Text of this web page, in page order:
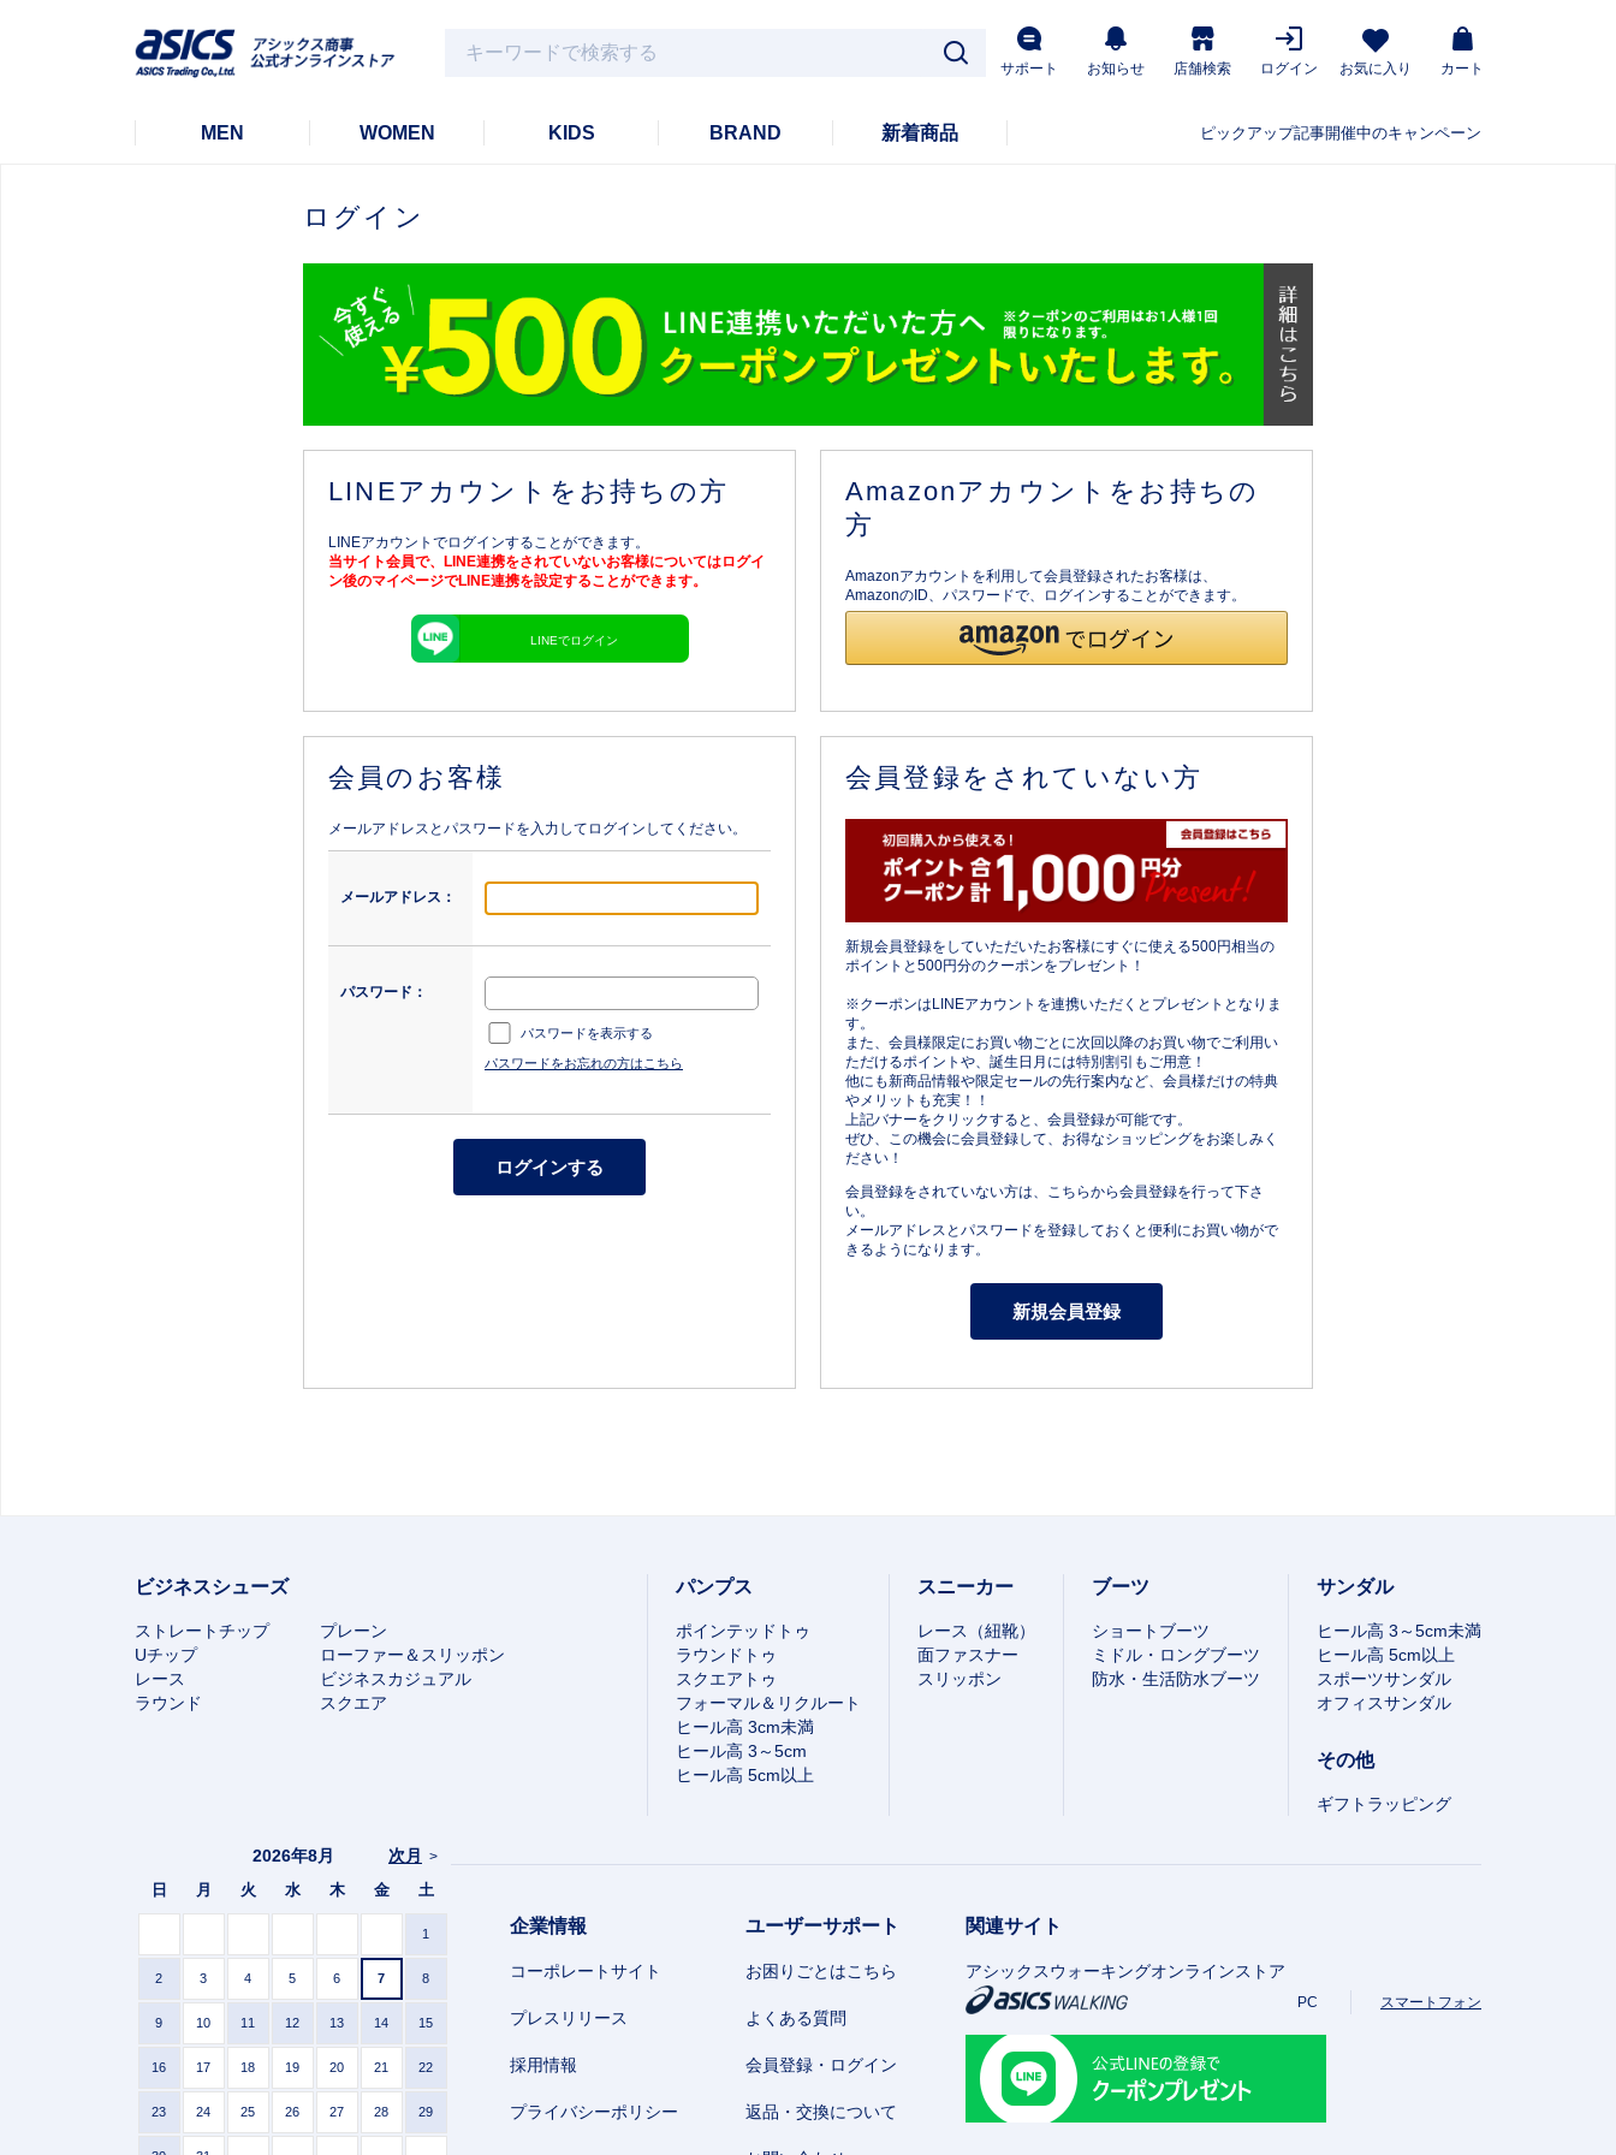
サポート お知らせ 店舗検索 ログイン お気に入り カート
MEN WOMEN KIDS BRAND 新着商品 ピックアップ記事開催中のキャンペーン
ログイン
LINEアカウントをお持ちの方
LINEアカウントでログインすることができます。
当サイト会員で、LINE連携をされていないお客様についてはログイ
ン後のマイページでLINE連携を設定することができます。
LINEでログイン
Amazonアカウントをお持ちの
方
Amazonアカウントを利用して会員登録されたお客様は、
AmazonのID、パスワードで、ログインすることができます。
会員のお客様
メールアドレスとパスワードを入力してログインしてください。
メールアドレス：
パスワード：
パスワードを表示する
パスワードをお忘れの方はこちら
会員登録をされていない方
新規会員登録をしていただいたお客様にすぐに使える500円相当の
ポイントと500円分のクーポンをプレゼント！
※クーポンはLINEアカウントを連携いただくとプレゼントとなりま
す。
また、会員様限定にお買い物ごとに次回以降のお買い物でご利用い
ただけるポイントや、誕生日月には特別割引もご用意！
他にも新商品情報や限定セールの先行案内など、会員様だけの特典
やメリットも充実！！
上記バナーをクリックすると、会員登録が可能です。
ぜひ、この機会に会員登録して、お得なショッピングをお楽しみく
ださい！
会員登録をされていない方は、こちらから会員登録を行って下さ
い。
メールアドレスとパスワードを登録しておくと便利にお買い物がで
きるようになります。
ビジネスシューズ
ストレートチップ
プレーン
Uチップ
ローファー＆スリッポン
レース
ビジネスカジュアル
ラウンド
スクエア
パンプス
ポインテッドトゥ
ラウンドトゥ
スクエアトゥ
フォーマル＆リクルート
ヒール高 3cm未満
ヒール高 3～5cm
ヒール高 5cm以上
スニーカー
レース（紐靴）
面ファスナー
スリッポン
ブーツ
ショートブーツ
ミドル・ロングブーツ
防水・生活防水ブーツ
サンダル
ヒール高 3～5cm未満
ヒール高 5cm以上
スポーツサンダル
オフィスサンダル
その他
ギフトラッピング
次月 >
2026年8月
日 月 火 水 木 金 土
1
2 3 4 5 6 7 8
9 10 11 12 13 14 15
16 17 18 19 20 21 22
23 24 25 26 27 28 29
企業情報
コーポレートサイト
プレスリリース
採用情報
プライバシーポリシー
ユーザーサポート
お困りごとはこちら
よくある質問
会員登録・ログイン
返品・交換について
関連サイト
アシックスウォーキングオンラインストア
PC スマートフォン